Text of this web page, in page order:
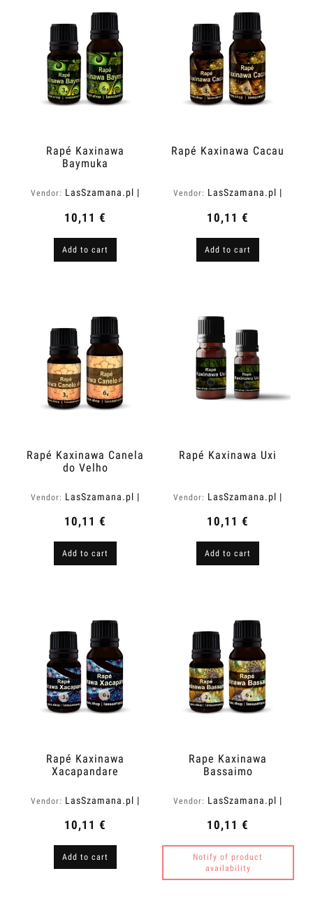
Rapé Kaxinawa
Baymuka
Vendor: LasSzamana.pl |
10,11 €
Add to cart
Rapé Kaxinawa Cacau
Vendor: LasSzamana.pl |
10,11 €
Add to cart
Rapé Kaxinawa Canela
do Velho
Vendor: LasSzamana.pl |
10,11 €
Add to cart
Rapé Kaxinawa Uxi
Vendor: LasSzamana.pl |
10,11 €
Add to cart
Rapé Kaxinawa
Xacapandare
Vendor: LasSzamana.pl |
10,11 €
Add to cart
Rape Kaxinawa
Bassaimo
Vendor: LasSzamana.pl |
10,11 €
Notify of product
availability